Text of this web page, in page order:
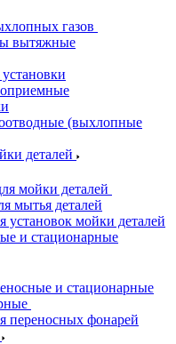
газов
вытяжные
(выхлопные
деталей
мойки деталей
мытья деталей
установок мойки деталей
и стационарные
и стационарные
переносных фонарей